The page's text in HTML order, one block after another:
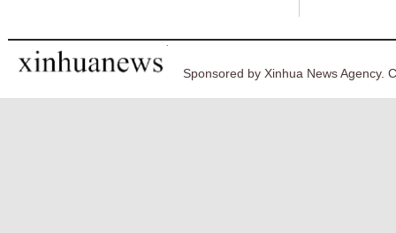
Sponsored by Xinhua News Agency.